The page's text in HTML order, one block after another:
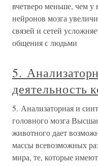
вчетверо меньше, чем у
нейронов мозга
связей и сетей
общения с людьми
5.
деятельность
5. Анализаторная и
головного мозга
животного дает
массы всевозможных
мира, те, которые